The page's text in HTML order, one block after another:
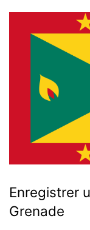
Enregistrer
Grenade